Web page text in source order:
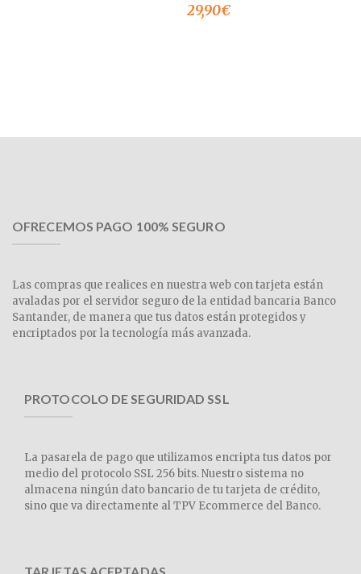
29,90€
OFRECEMOS PAGO 100% SEGURO
Las compras que realices en nuestra web con tarjeta están
avaladas por el servidor seguro de la entidad bancaria Banco
Santander, de manera que tus datos están protegidos y
encriptados por la tecnología más avanzada.
PROTOCOLO DE SEGURIDAD SSL
La pasarela de pago que utilizamos encripta tus datos por
medio del protocolo SSL 256 bits. Nuestro sistema no
almacena ningún dato bancario de tu tarjeta de crédito,
sino que va directamente al TPV Ecommerce del Banco.